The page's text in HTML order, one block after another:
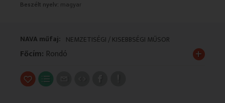
Beszélt nyelv: magyar
NAVA műfaj: NEMZETISÉGI / KISEBBSÉGI MŰSOR
Főcím: Rondó +